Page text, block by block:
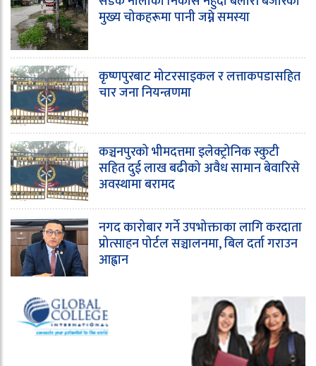
मुख्य चोकहरूमा पानी जम्ने समस्या
कृष्णपुरबाट मोटरसाइकल र लत्ताकपडासहित
चार जना नियन्त्रणमा
कञ्चनपुरको भीमदत्तमा इलेक्ट्रोनिक स्कुटी
सहित दुई लाख बढीको अवैध सामान बेवारिसे
अवस्थामा बरामद
नगद कारोबार गर्ने उपभोक्ताका लागि करदाता
प्रोत्साहन पोर्टल सञ्चालनमा, बिल दर्ता गराउन
आह्वान